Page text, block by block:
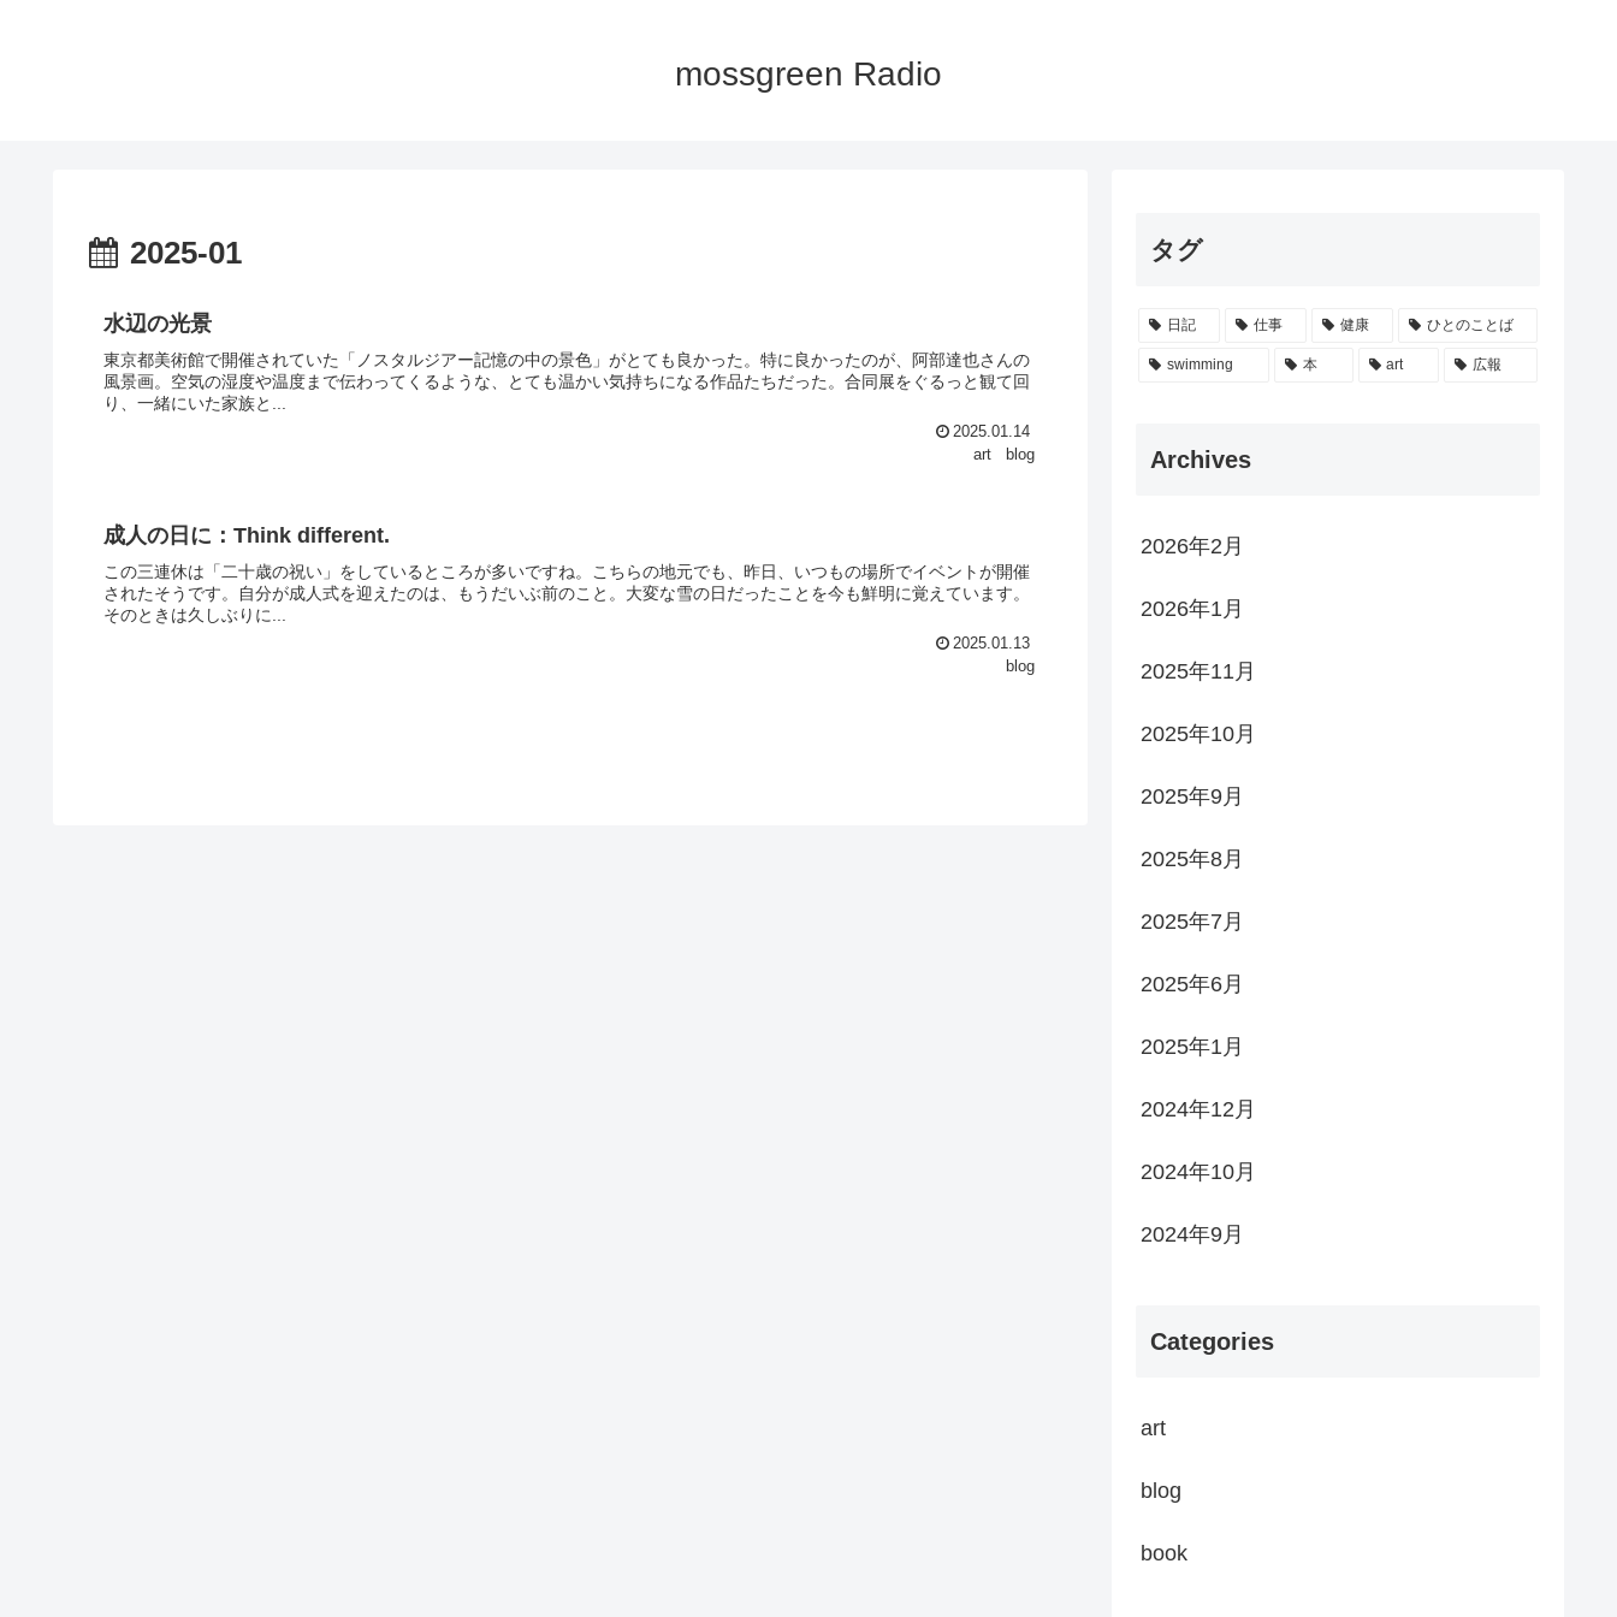
mossgreen Radio
2025-01
水辺の光景
東京都美術館で開催されていた「ノスタルジアー記憶の中の景色」がとても良かった。特に良かったのが、阿部達也さんの
風景画。空気の湿度や温度まで伝わってくるような、とても温かい気持ちになる作品たちだった。合同展をぐるっと観て回
り、一緒にいた家族と...
2025.01.14
art
blog
成人の日に：Think different.
この三連休は「二十歳の祝い」をしているところが多いですね。こちらの地元でも、昨日、いつもの場所でイベントが開催
されたそうです。自分が成人式を迎えたのは、もうだいぶ前のこと。大変な雪の日だったことを今も鮮明に覚えています。
そのときは久しぶりに...
2025.01.13
blog
タグ
日記 仕事 健康 ひとのことば
swimming 本 art 広報
Archives
2026年2月
2026年1月
2025年11月
2025年10月
2025年9月
2025年8月
2025年7月
2025年6月
2025年1月
2024年12月
2024年10月
2024年9月
Categories
art
blog
book